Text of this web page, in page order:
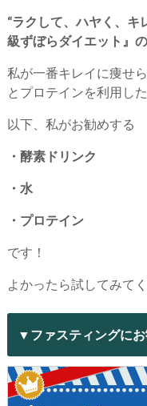
“ラクして、ハヤく、キ
級ずぼらダイエット』
私が一番キレイに痩せ
とプロテインを利用し
以下、私がお勧めする
・酵素ドリンク
・水
・プロテイン
です！
よかったら試してみて
▼ファスティングに